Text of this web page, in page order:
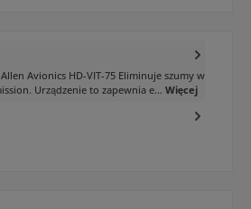
Avionics HD-VIT-75 Eliminuje szumy w
Urządzenie to zapewnia e… Więcej